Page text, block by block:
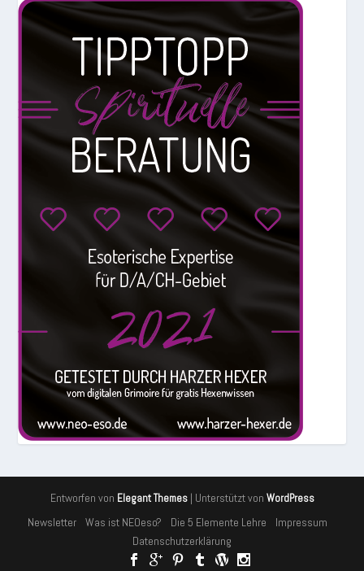
Entworfen von Elegant Themes| Unterstützt von WordPress
Newsletter Was ist NEOeso? Die 5 Elemente Lehre
Impressum
Datenschutzerklärung